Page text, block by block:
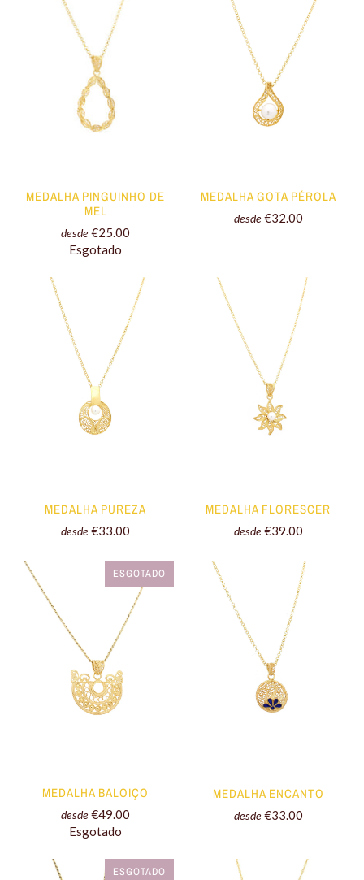
MEDALHA PINGUINHO DE
MEL
desde €25.00
Esgotado
MEDALHA GOTA PÉROLA
desde €32.00
MEDALHA PUREZA
desde €33.00
MEDALHA FLORESCER
desde €39.00
ESGOTADO
MEDALHA BALOIÇO
desde €49.00
Esgotado
MEDALHA ENCANTO
desde €33.00
ESGOTADO